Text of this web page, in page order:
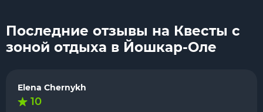
Последние отзывы на Квесты с
зоной отдыха в Йошкар-Оле
Elena Chernykh
10